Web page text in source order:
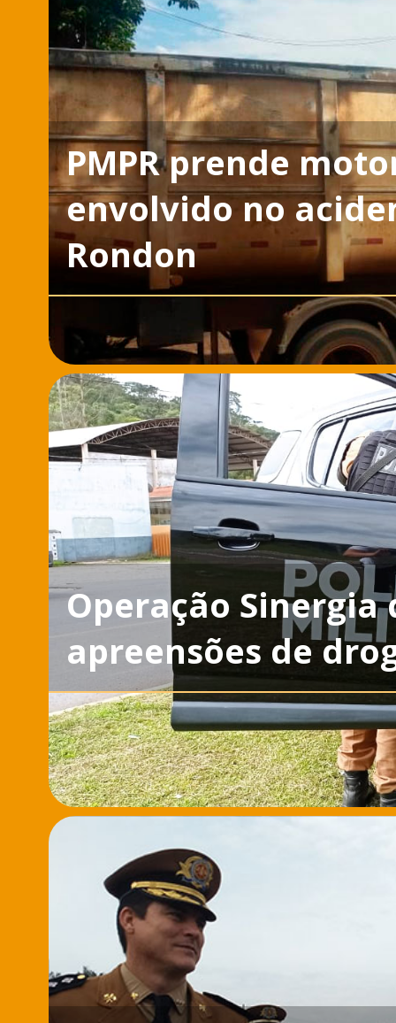
PMPR prende
envolvido no
Rondon
Operação Sinergia
apreensões de